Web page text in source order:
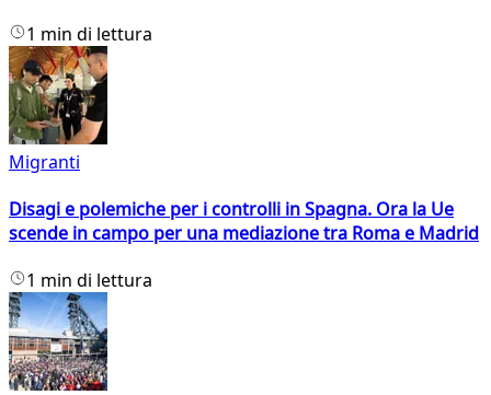
1 min di lettura
Migranti
Disagi e polemiche per i controlli in Spagna. Ora la Ue
scende in campo per una mediazione tra Roma e Madrid
1 min di lettura